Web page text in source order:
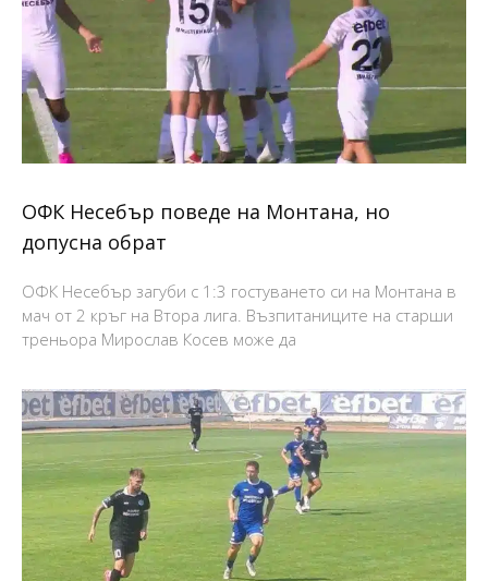
ОФК Несебър поведе на Монтана, но
допусна обрат
ОФК Несебър загуби с 1:3 гостуването си на Монтана в
мач от 2 кръг на Втора лига. Възпитаниците на старши
треньора Мирослав Косев може да